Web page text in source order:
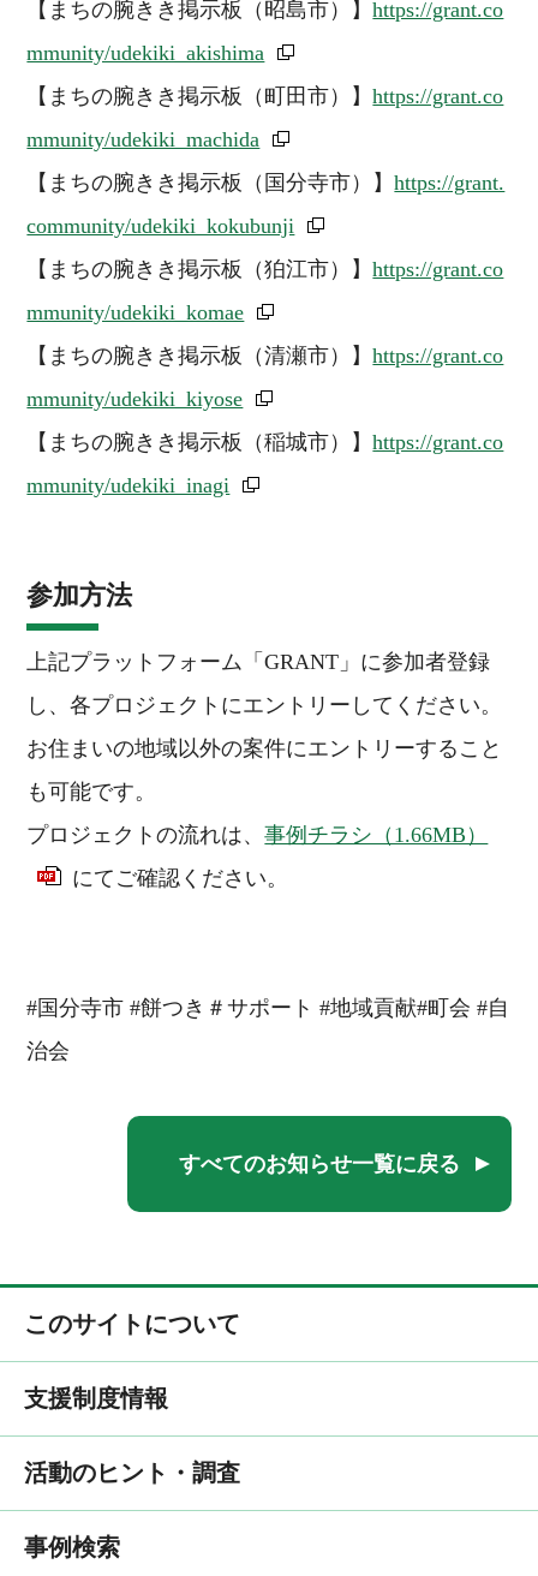
【まちの腕きき掲示板（昭島市）】https://grant.co
mmunity/udekiki_akishima
【まちの腕きき掲示板（町田市）】https://grant.co
mmunity/udekiki_machida
【まちの腕きき掲示板（国分寺市）】https://grant.
community/udekiki_kokubunji
【まちの腕きき掲示板（狛江市）】https://grant.co
mmunity/udekiki_komae
【まちの腕きき掲示板（清瀬市）】https://grant.co
mmunity/udekiki_kiyose
【まちの腕きき掲示板（稲城市）】https://grant.co
mmunity/udekiki_inagi
参加方法
上記プラットフォーム「GRANT」に参加者登録
し、各プロジェクトにエントリーしてください。
お住まいの地域以外の案件にエントリーすること
も可能です。
プロジェクトの流れは、事例チラシ（1.66MB）
にてご確認ください。
#国分寺市 #餅つき＃サポート #地域貢献#町会 #自
治会
すべてのお知らせ一覧に戻る
このサイトについて
支援制度情報
活動のヒント・調査
事例検索